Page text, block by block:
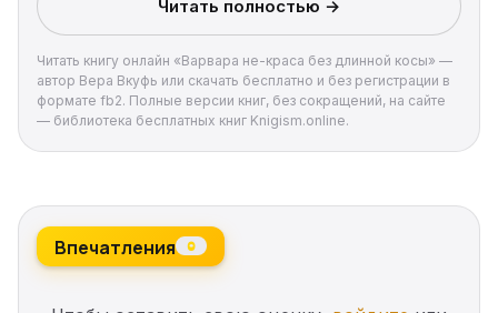
Читать полностью →
Читать книгу онлайн «Варвара не-краса без длинной косы» —
автор Вера Вкуфь или скачать бесплатно и без регистрации в
формате fb2. Полные версии книг, без сокращений, на сайте
— библиотека бесплатных книг Knigism.online.
Впечатления 0